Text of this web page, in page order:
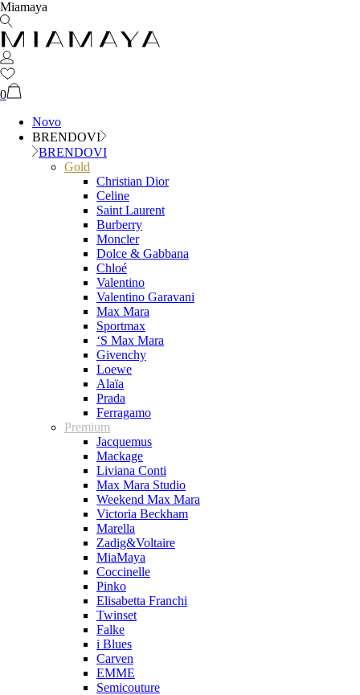
Miamaya
0
Novo
BRENDOVI
BRENDOVI
Gold
Christian Dior
Celine
Saint Laurent
Burberry
Moncler
Dolce & Gabbana
Chloé
Valentino
Valentino Garavani
Max Mara
Sportmax
‘S Max Mara
Givenchy
Loewe
Alaïa
Prada
Ferragamo
Premium
Jacquemus
Mackage
Liviana Conti
Max Mara Studio
Weekend Max Mara
Victoria Beckham
Marella
Zadig&Voltaire
MiaMaya
Coccinelle
Pinko
Elisabetta Franchi
Twinset
Falke
i Blues
Carven
EMME
Semicouture